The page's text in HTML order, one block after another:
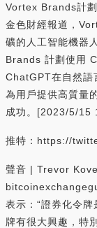
Vortex Brands計
金色財經報道，
礦的人工智能機器
Brands 計劃使用
ChatGPT在自然語
為用戶提供高質量
成功。[2023/5/15
推特：https://
聲音 | Trevor
表示：“證券化令
牌有很大興趣，特